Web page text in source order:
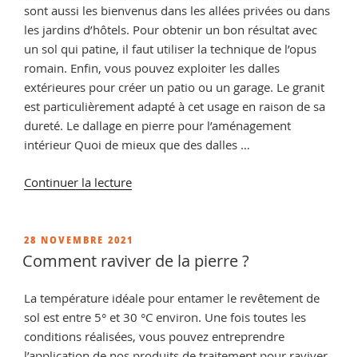
sont aussi les bienvenus dans les allées privées ou dans
les jardins d’hôtels. Pour obtenir un bon résultat avec
un sol qui patine, il faut utiliser la technique de l’opus
romain. Enfin, vous pouvez exploiter les dalles
extérieures pour créer un patio ou un garage. Le granit
est particulièrement adapté à cet usage en raison de sa
dureté. Le dallage en pierre pour l’aménagement
intérieur Quoi de mieux que des dalles …
Continuer la lecturede
l
sur
travertin
? »
PUBLIÉ
LE
28 NOVEMBRE 2021
Comment raviver de la pierre ?
La température idéale pour entamer le revêtement de
sol est entre 5° et 30 °C environ. Une fois toutes les
conditions réalisées, vous pouvez entreprendre